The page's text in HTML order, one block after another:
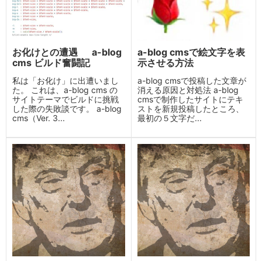
お化けとの遭遇 a-blog
cms ビルド奮闘記
私は「お化け」に出遭いまし
た。 これは、a-blog cms の
サイトテーマでビルドに挑戦
した際の失敗談です。 a-blog
cms（Ver. 3...
a-blog cmsで絵文字を表
示させる方法
a-blog cmsで投稿した文章が
消える原因と対処法 a-blog
cmsで制作したサイトにテキ
ストを新規投稿したところ、
最初の５文字だ...